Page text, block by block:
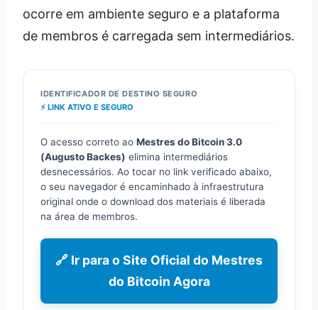
ocorre em ambiente seguro e a plataforma
de membros é carregada sem intermediários.
IDENTIFICADOR DE DESTINO SEGURO
⚡ LINK ATIVO E SEGURO
O acesso correto ao Mestres do Bitcoin 3.0
(Augusto Backes) elimina intermediários
desnecessários. Ao tocar no link verificado abaixo,
o seu navegador é encaminhado à infraestrutura
original onde o download dos materiais é liberada
na área de membros.
🔗 Ir para o Site Oficial do Mestres
do Bitcoin Agora